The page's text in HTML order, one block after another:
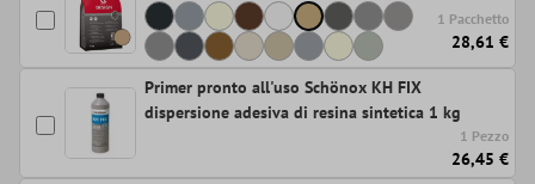
1 Pacchetto
28,61 €
Primer pronto all'uso Schönox KH FIX
dispersione adesiva di resina sintetica 1 kg
1 Pezzo
26,45 €